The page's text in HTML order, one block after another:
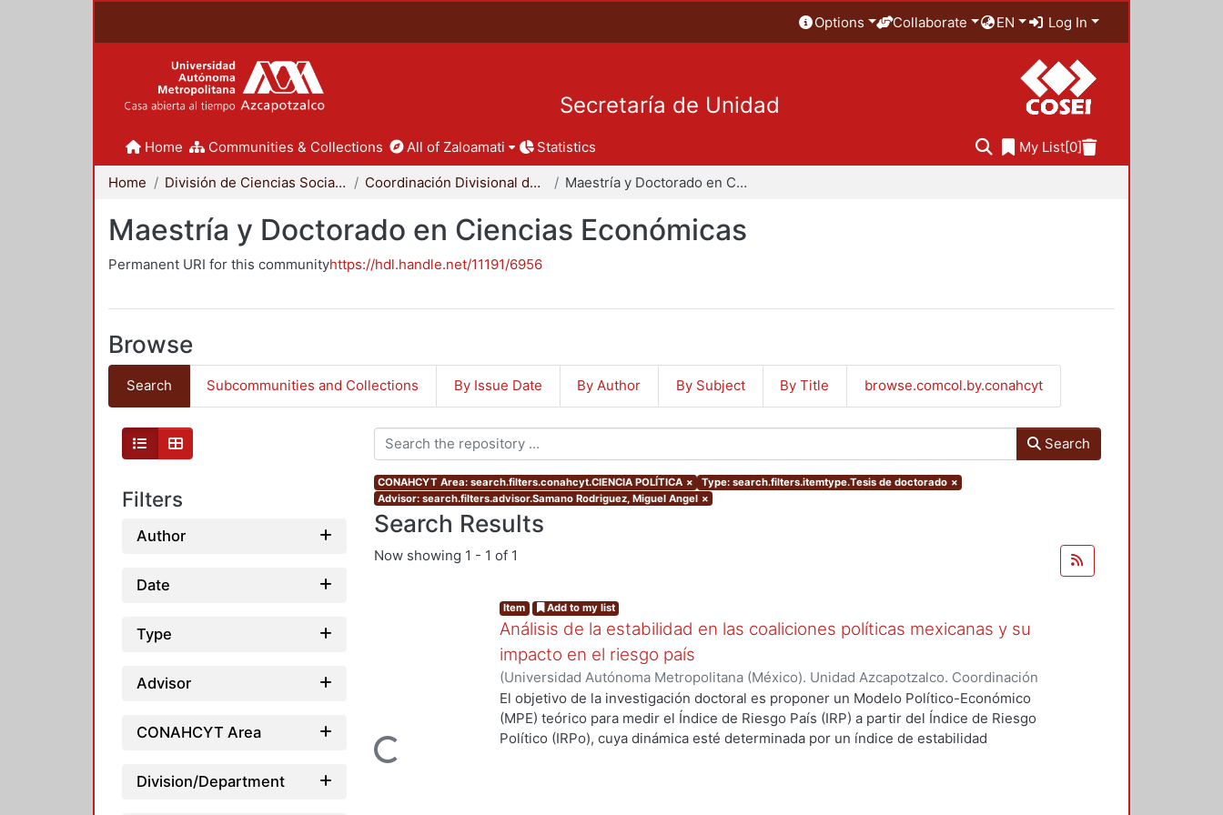
Options Collaborate EN Log In
Secretaría de Unidad
Home Communities & Collections All of Zaloamati Statistics My List[0]
Home División de Ciencias Sociales y Humanidades Coordinación Divisional de Posgrado Maestría y Doctorado en Ciencias Económicas
Maestría y Doctorado en Ciencias Económicas
Permanent URI for this communityhttps://hdl.handle.net/11191/6956
Browse
Search Subcommunities and Collections By Issue Date By Author By Subject By Title browse.comcol.by.conahcyt
Filters
Author
Date
Type
Advisor
CONAHCYT Area
Division/Department
Search
CONAHCYT Area: search.filters.conahcyt.CIENCIA POLÍTICA × Type: search.filters.itemtype.Tesis de doctorado ×
Advisor: search.filters.advisor.Samano Rodriguez, Miguel Angel ×
Search Results
Now showing 1 - 1 of 1
Loading...
Item Add to my list
Análisis de la estabilidad en las coaliciones políticas mexicanas y su
impacto en el riesgo país
(Universidad Autónoma Metropolitana (México). Unidad Azcapotzalco. Coordinación
de Servicios de Información., 2019-01) Larios Ferrer, Jose Leonel
El objetivo de la investigación doctoral es proponer un Modelo Político-Económico
(MPE) teórico para medir el Índice de Riesgo País (IRP) a partir del Índice de Riesgo
Político (IRPo), cuya dinámica esté determinada por un índice de estabilidad